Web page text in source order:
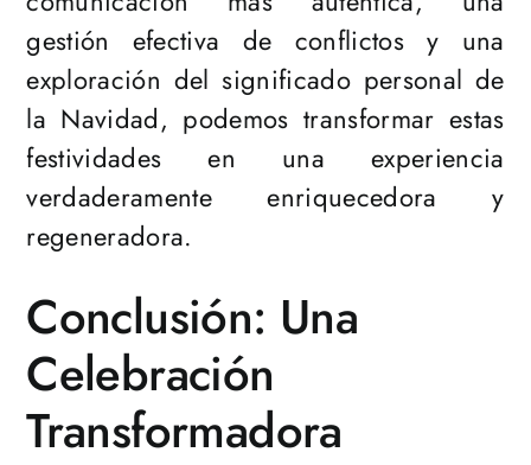
gestión efectiva de conflictos y una
exploración del significado personal de
la Navidad, podemos transformar estas
festividades en una experiencia
verdaderamente enriquecedora y
regeneradora.
Conclusión: Una
Celebración
Transformadora